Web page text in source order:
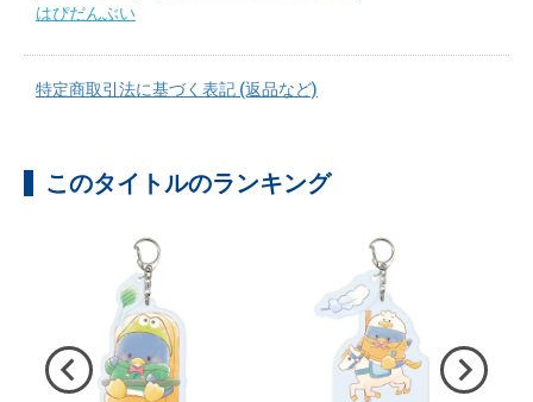
はぴだんぶい
特定商取引法に基づく表記 (返品など)
このタイトルのランキング